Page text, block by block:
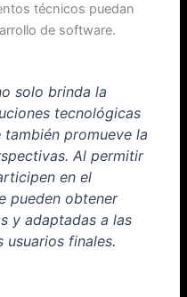
técnicos puedan
de software.
solo brinda la
tecnológicas
también promueve la
Al permitir
en el
pueden obtener
y adaptadas a las
usuarios finales.